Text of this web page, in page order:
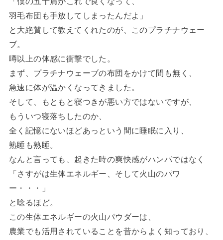
羽毛布団も手放してしまったんだよ」
と大絶賛して教えてくれたのが、このプラチナウェー
ブ。
噂以上の体感に衝撃でした。
まず、プラチナウェーブの布団をかけて間も無く、
急速に体が温かくなってきました。
そして、もともと寝つきが悪い方ではないですが、
もういつ寝落ちしたのか、
全く記憶にないほどあっという間に睡眠に入り、
熟睡も熟睡。
なんと言っても、起きた時の爽快感がハンパではなく
「さすがは生体エネルギー、そして火山のパワ
ー・・・」
と唸るほど。
この生体エネルギーの火山パウダーは、
農業でも活用されていることを昔からよく知っており、